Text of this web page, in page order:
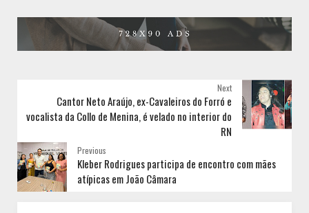
Next
Cantor Neto Araújo, ex-Cavaleiros do Forró e
vocalista da Collo de Menina, é velado no interior do
RN
Previous
Kleber Rodrigues participa de encontro com mães
atípicas em João Câmara